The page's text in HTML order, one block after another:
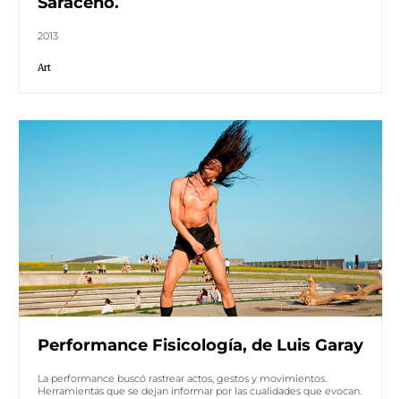
2013
Art
Performance Fisicología, de Luis Garay
La performance buscó rastrear actos, gestos y movimientos.
Herramientas que se dejan informar por las cualidades que evocan.